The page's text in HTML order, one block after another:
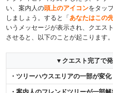
い、案内人の頭上のアイコンをタッ
しましょう。すると「 あなたはこの
いうメッセージが表示され、クエス
させると、以下のことが起こります。
▼クエスト完了で
・ツリーハウスエリアの一部が変